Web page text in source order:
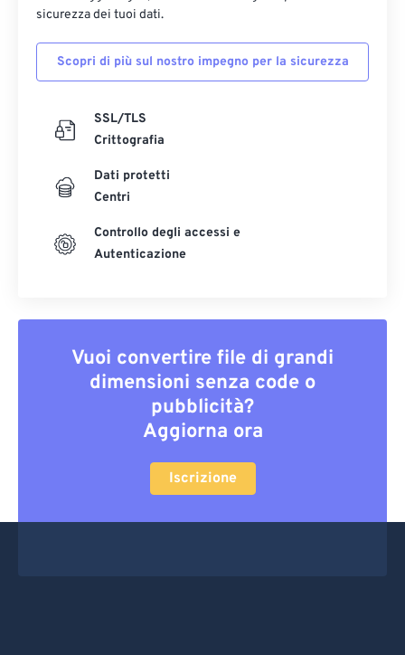
sicurezza dei tuoi dati.
Scopri di più sul nostro impegno per la sicurezza
SSL/TLS
Crittografia
Dati protetti
Centri
Controllo degli accessi e
Autenticazione
Vuoi convertire file di grandi
dimensioni senza code o
pubblicità?
Aggiorna ora
Iscrizione